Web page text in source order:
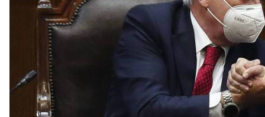
Contenido Patrocinado